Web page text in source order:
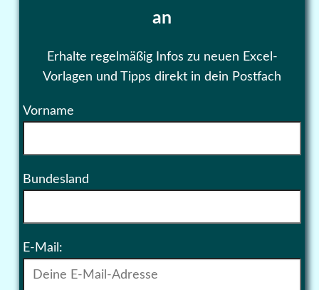
an
Erhalte regelmäßig Infos zu neuen Excel-
Vorlagen und Tipps direkt in dein Postfach
Vorname
Bundesland
E-Mail: